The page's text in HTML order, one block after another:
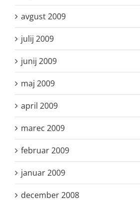
avgust 2009
julij 2009
junij 2009
maj 2009
april 2009
marec 2009
februar 2009
januar 2009
december 2008